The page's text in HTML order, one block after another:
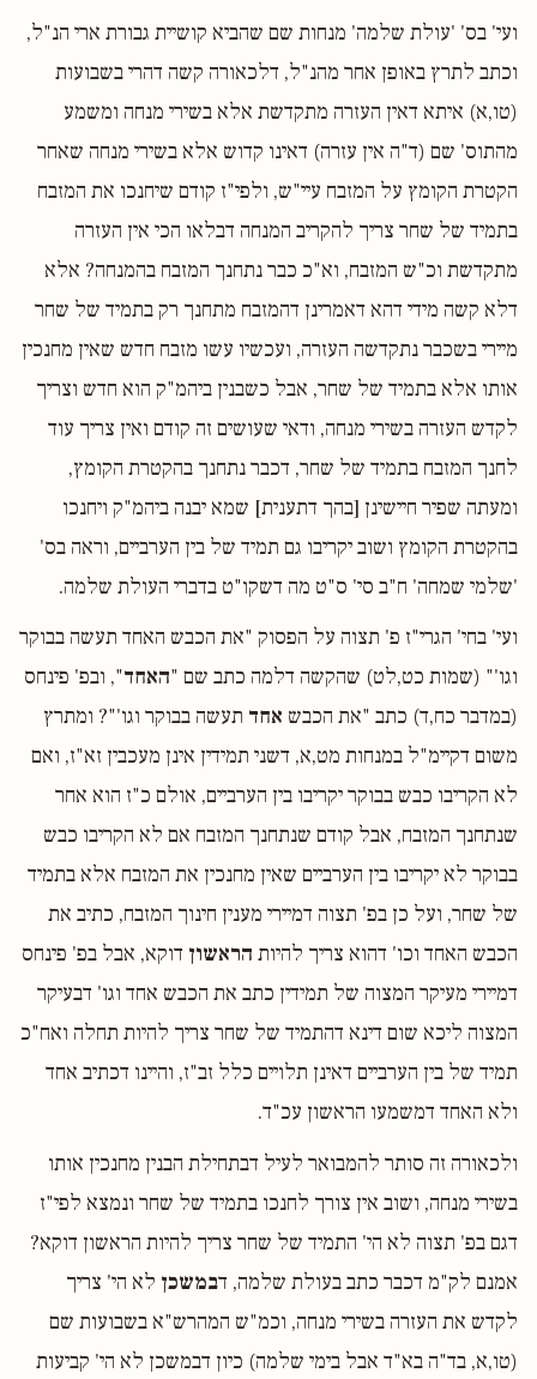
ועי' בס' 'עולת שלמה' מנחות שם שהביא קושיית גבורת ארי הנ"ל,
וכתב לתרץ באופן אחר מהנ"ל, דלכאורה קשה דהרי בשבועות
(טו,א) איתא דאין העזרה מתקדשת אלא בשירי מנחה ומשמע
מהתוס' שם (ד"ה אין עזרה) דאינו קדוש אלא בשירי מנחה שאחר
הקטרת הקומץ על המזבח עיי"ש, ולפי"ז קודם שיחנכו את המזבח
בתמיד של שחר צריך להקריב המנחה דבלאו הכי אין העזרה
מתקדשת וכ"ש המזבח, וא"כ כבר נתחנך המזבח בהמנחה? אלא
דלא קשה מידי דהא דאמרינן דהמזבח מתחנך רק בתמיד של שחר
מיירי בשכבר נתקדשה העזרה, ועכשיו עשו מזבח חדש שאין מחנכין
אותו אלא בתמיד של שחר, אבל כשבנין ביהמ"ק הוא חדש וצריך
לקדש העזרה בשירי מנחה, ודאי שעושים זה קודם ואין צריך עוד
לחנך המזבח בתמיד של שחר, דכבר נתחנך בהקטרת הקומץ,
ומעתה שפיר חיישינן [בהך דתענית] שמא יבנה ביהמ"ק ויחנכו
בהקטרת הקומץ ושוב יקריבו גם תמיד של בין הערביים, וראה בס'
'שלמי שמחה' ח"ב סי' ס"ט מה דשקו"ט בדברי העולת שלמה.
ועי' בחי' הגרי"ז פ' תצוה על הפסוק "את הכבש האחד תעשה בבוקר
וגו'" (שמות כט,לט) שהקשה דלמה כתב שם "האחד", ובפ' פינחס
(במדבר כח,ד) כתב "את הכבש אחד תעשה בבוקר וגו'"? ומתרץ
משום דקיימ"ל במנחות מט,א, דשני תמידין אינן מעכבין זא"ז, ואם
לא הקריבו כבש בבוקר יקריבו בין הערביים, אולם כ"ז הוא אחר
שנתחנך המזבח, אבל קודם שנתחנך המזבח אם לא הקריבו כבש
בבוקר לא יקריבו בין הערביים שאין מחנכין את המזבח אלא בתמיד
של שחר, ועל כן בפ' תצוה דמיירי מענין חינוך המזבח, כתיב את
הכבש האחד וכו' דהוא צריך להיות הראשון דוקא, אבל בפ' פינחס
דמיירי מעיקר המצוה של תמידין כתב את הכבש אחד וגו' דבעיקר
המצוה ליכא שום דינא דהתמיד של שחר צריך להיות תחלה ואח"כ
תמיד של בין הערביים דאינן תלויים כלל זב"ז, והיינו דכתיב אחד
ולא האחד דמשמעו הראשון עכ"ד.
ולכאורה זה סותר להמבואר לעיל דבתחילת הבנין מחנכין אותו
בשירי מנחה, ושוב אין צורך לחנכו בתמיד של שחר ונמצא לפי"ז
דגם בפ' תצוה לא הי' התמיד של שחר צריך להיות הראשון דוקא?
אמנם לק"מ דכבר כתב בעולת שלמה, דבמשכן לא הי' צריך
לקדש את העזרה בשירי מנחה, וכמ"ש המהרש"א בשבועות שם
(טו,א, בד"ה בא"ד אבל בימי שלמה) כיון דבמשכן לא הי' קביעות